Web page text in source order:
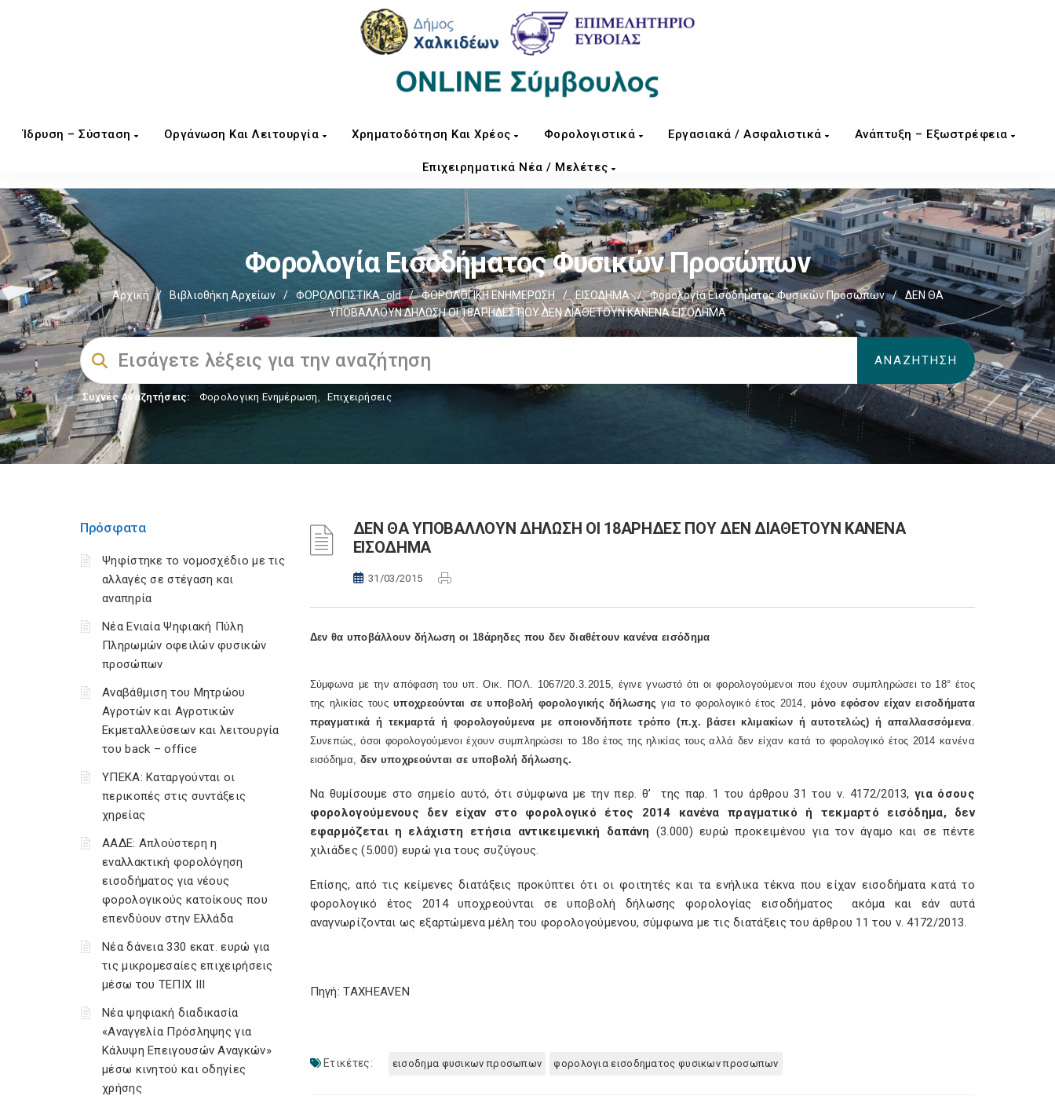
Ίδρυση – Σύσταση Οργάνωση Και Λειτουργία Χρηματοδότηση Και Χρέος Φορολογιστικά Εργασιακά / Ασφαλιστικά Ανάπτυξη – Εξωστρέφεια
Επιχειρηματικά Νέα / Μελέτες
Φορολογία Εισοδήματος Φυσικών Προσώπων
Αρχική / Βιβλιοθήκη Αρχείων / ΦΟΡΟΛΟΓΙΣΤΙΚΑ_old / ΦΟΡΟΛΟΓΙΚΗ ΕΝΗΜΕΡΩΣΗ / ΕΙΣΟΔΗΜΑ / Φορολογία Εισοδήματος Φυσικών Προσώπων /
ΔΕΝ ΘΑ
ΥΠΟΒΑΛΛΟΥΝ ΔΗΛΩΣΗ ΟΙ 18ΑΡΗΔΕΣ ΠΟΥ ΔΕΝ ΔΙΑΘΕΤΟΥΝ ΚΑΝΕΝΑ ΕΙΣΟΔΗΜΑ
Συχνές Αναζητήσεις: Φορολογικη Ενημέρωση, Επιχειρήσεις
Πρόσφατα
Ψηφίστηκε το νομοσχέδιο με τις
αλλαγές σε στέγαση και
αναπηρία
Νέα Ενιαία Ψηφιακή Πύλη
Πληρωμών οφειλών φυσικών
προσώπων
Αναβάθμιση του Μητρώου
Αγροτών και Αγροτικών
Εκμεταλλεύσεων και λειτουργία
του back – office
ΥΠΕΚΑ: Καταργούνται οι
περικοπές στις συντάξεις
χηρείας
ΑΑΔΕ: Απλούστερη η
εναλλακτική φορολόγηση
εισοδήματος για νέους
φορολογικούς κατοίκους που
επενδύουν στην Ελλάδα
Νέα δάνεια 330 εκατ. ευρώ για
τις μικρομεσαίες επιχειρήσεις
μέσω του ΤΕΠΙΧ ΙΙΙ
Νέα ψηφιακή διαδικασία
«Αναγγελία Πρόσληψης για
Κάλυψη Επειγουσών Αναγκών»
μέσω κινητού και οδηγίες
χρήσης
ΔΕΝ ΘΑ ΥΠΟΒΑΛΛΟΥΝ ΔΗΛΩΣΗ ΟΙ 18ΑΡΗΔΕΣ ΠΟΥ ΔΕΝ ΔΙΑΘΕΤΟΥΝ ΚΑΝΕΝΑ
ΕΙΣΟΔΗΜΑ
31/03/2015
Δεν θα υποβάλλουν δήλωση οι 18άρηδες που δεν διαθέτουν κανένα εισόδημα
Σύμφωνα με την απόφαση του υπ. Οικ. ΠΟΛ. 1067/20.3.2015, έγινε γνωστό ότι οι φορολογούμενοι που έχουν συμπληρώσει το 18° έτος
της ηλικίας τουςυποχρεούνται σε υποβολή φορολογικής δήλωσης για το φορολογικό έτος 2014, μόνο εφόσον είχαν εισοδήματα
πραγματικά ή τεκμαρτά ή φορολογούμενα με οποιονδήποτε τρόπο (π.χ. βάσει κλιμακίων ή αυτοτελώς) ή απαλλασσόμενα.
Συνεπώς, όσοι φορολογούμενοι έχουν συμπληρώσει το 18ο έτος της ηλικίας τους αλλά δεν είχαν κατά το φορολογικό έτος 2014 κανένα
εισόδημα, δεν υποχρεούνται σε υποβολή δήλωσης.
Να θυμίσουμε στο σημείο αυτό, ότι σύμφωνα με την περ. θ’ της παρ. 1 του άρθρου 31 του ν. 4172/2013,για όσους
φορολογούμενους δεν είχαν στο φορολογικό έτος 2014 κανένα πραγματικό ή τεκμαρτό εισόδημα, δεν
εφαρμόζεται η ελάχιστη ετήσια αντικειμενική δαπάνη (3.000) ευρώ προκειμένου για τον άγαμο και σε πέντε
χιλιάδες (5.000) ευρώ για τους συζύγους.
Επίσης, από τις κείμενες διατάξεις προκύπτει ότι οι φοιτητές και τα ενήλικα τέκνα που είχαν εισοδήματα κατά το
φορολογικό έτος 2014 υποχρεούνται σε υποβολή δήλωσης φορολογίας εισοδήματος ακόμα και εάν αυτά
αναγνωρίζονται ως εξαρτώμενα μέλη του φορολογούμενου, σύμφωνα με τις διατάξεις του άρθρου 11 του ν. 4172/2013.
Πηγή: TAXHEAVEN
Ετικέτες: εισοδημα φυσικων προσωπων φορολογια εισοδηματος φυσικων προσωπων